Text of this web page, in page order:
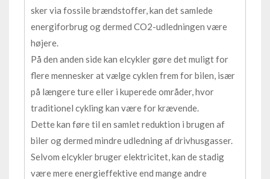
sker via fossile brændstoffer, kan det samlede
energiforbrug og dermed CO2-udledningen være
højere.
På den anden side kan elcykler gøre det muligt for
flere mennesker at vælge cyklen frem for bilen, især
på længere ture eller i kuperede områder, hvor
traditionel cykling kan være for krævende.
Dette kan føre til en samlet reduktion i brugen af
biler og dermed mindre udledning af drivhusgasser.
Selvom elcykler bruger elektricitet, kan de stadig
være mere energieffektive end mange andre